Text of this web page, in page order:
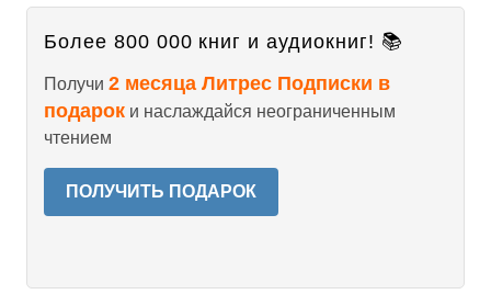
Более 800 000 книг и аудиокниг! 📚
Получи 2 месяца Литрес Подписки в
подарок и наслаждайся неограниченным
чтением
ПОЛУЧИТЬ ПОДАРОК